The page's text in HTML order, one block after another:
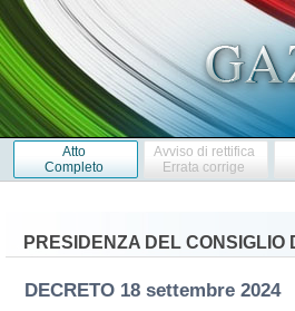
Atto
Completo
Avviso di rettifica
Errata corrige
PRESIDENZA DEL
DECRETO 18 settembre 2024